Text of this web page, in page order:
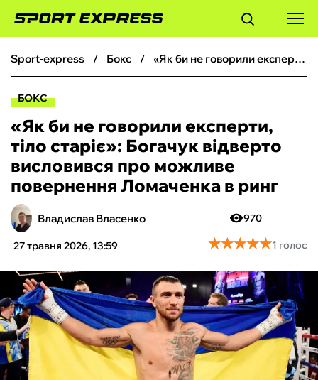
ФУТБОЛ
БОКС
ХОКЕЙ
ТЕНІС
КІБЕРСПОРТ
ЧС-2026
ФУТЗАЛ
sport-express бокс «Як би не говорили експерти, тіло старіє»: Богачук відверто висловився про можливе повернення Ломаченка в ринг
БОКС
«Як би не говорили експерти,
тіло старіє»: Богачук відверто
висловився про можливе
повернення Ломаченка в ринг
Владислав Власенко
27 травня 2026, 13:59
970
★★★★★
★★★★★1 голос